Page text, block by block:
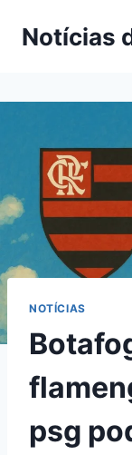
paraNotícias
NOTÍCIAS
psg